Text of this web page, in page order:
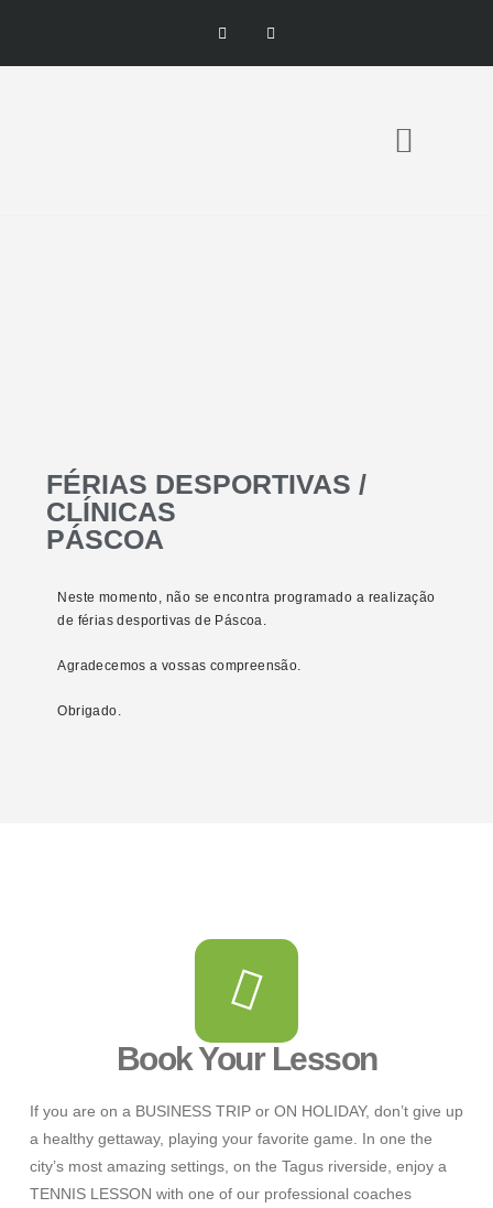
FÉRIAS DESPORTIVAS /
CLÍNICAS
PÁSCOA
Neste momento, não se encontra programado a realização
de férias desportivas de Páscoa.
Agradecemos a vossas compreensão.
Obrigado.
Book Your Lesson
If you are on a BUSINESS TRIP or ON HOLIDAY, don’t give up
a healthy gettaway, playing your favorite game. In one the
city’s most amazing settings, on the Tagus riverside, enjoy a
TENNIS LESSON with one of our professional coaches